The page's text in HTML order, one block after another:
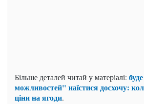
Більше деталей читай у матеріалі:
можливостей" наїстися досхочу:
ціни на ягоди.